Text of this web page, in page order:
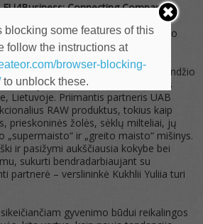
EU4Business: Connecting Companies.
mobilumo programa. Mobilumo
kuria siekiama suteikti verslo
bei mažų ir vidutinių įmonių
iš Rytų partnerystės šalių
Europos Sąjungoje. Visą balandžio
dalyviams iš Ukrainos ir Lietuvos
Lietuvoje. Priimantis partneris UAB
RAW produktus, tokius kaip
prieskoninės žolės, sėklų milteliai, jų
„supermaisto“ ir „greito maisto“ mišinys.
ir pasižymi aukščiausia kokybe bei
sukurti bendradarbiaujant su
partnerė – verslininkė Kukhlii Yuliia turi
gyvenimo būdui reikalingos
blocking some features of this
follow the instructions at
browser-blocking-
to unblock these.